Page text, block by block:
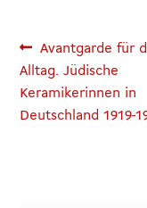
Vorheriger
Beitrag:
Avantgarde für
Alltag. Jüdische
Keramikerinnen in
Deutschland 1919-